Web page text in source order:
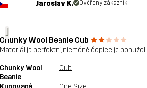
J
Jaroslav K. Ověřený zákazník
Chunky Wool Beanie Cub
Materiál je perfektní, nicméně čepice je
Chunky Wool
Beanie
Cub
Kupovaná
One Size